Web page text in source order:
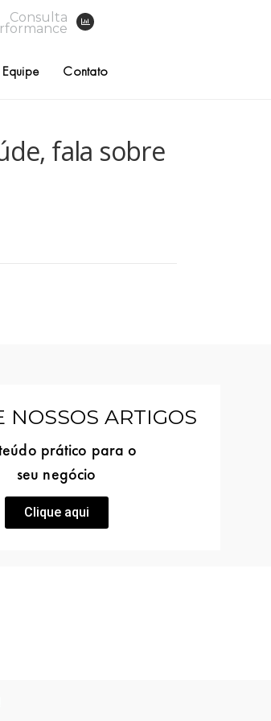
Consulta
Equipe Contato
fala sobre
NOSSOS ARTIGOS
prático para o
seu negócio
Clique aqui